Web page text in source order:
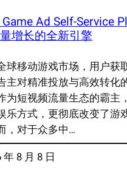
Ad Self-Service
增长的全新引擎
球移动游戏市场，用户获
主对精准投放与高效转化
为短视频流量生态的霸主
乐方式，更彻底改变了游
，对于众多中…
年 8 月 8 日